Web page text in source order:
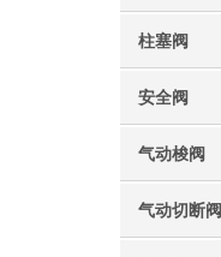
柱塞阀
安全阀
气动梭阀
气动切断阀